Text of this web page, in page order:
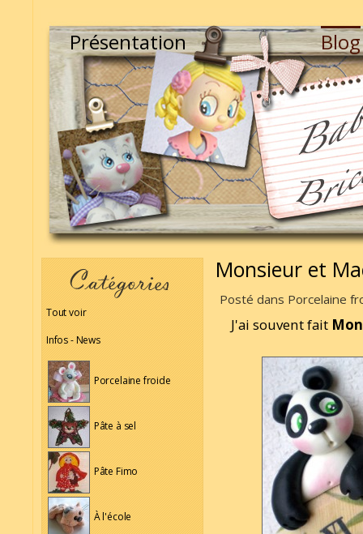
Présentation Blog
Tout voir
Infos - News
Porcelaine froide
Pâte à sel
Pâte Fimo
À l'école
Monsieur et
Posté dans Porcelaine
J'ai souvent fait